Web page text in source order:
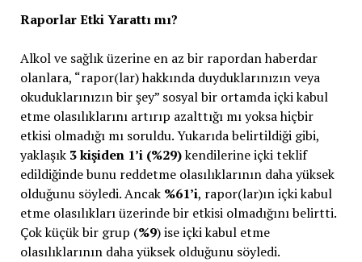
Raporlar Etki Yarattı mı?
Alkol ve sağlık üzerine en az bir rapordan haberdar
olanlara, “rapor(lar) hakkında duyduklarınızın veya
okuduklarınızın bir şey” sosyal bir ortamda içki kabul
etme olasılıklarını artırıp azalttığı mı yoksa hiçbir
etkisi olmadığı mı soruldu. Yukarıda belirtildiği gibi,
yaklaşık 3 kişiden 1’i (%29)kendilerine içki teklif
edildiğinde bunu reddetme olasılıklarının daha yüksek
olduğunu söyledi. Ancak %61’i, rapor(lar)ın içki kabul
etme olasılıkları üzerinde bir etkisi olmadığını belirtti.
Çok küçük bir grup (%9) ise içki kabul etme
olasılıklarının daha yüksek olduğunu söyledi.